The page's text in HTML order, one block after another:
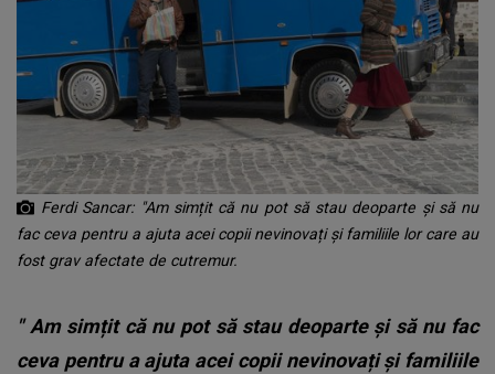
Ferdi Sancar: "Am simțit că nu pot să stau deoparte și să nu
fac ceva pentru a ajuta acei copii nevinovați și familiile lor care au
fost grav afectate de cutremur.
"Am simțit că nu pot să stau deoparte și să nu fac
ceva pentru a ajuta acei copii nevinovați și familiile